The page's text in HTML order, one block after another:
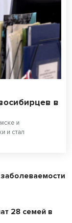
в
и
и стал
28 семей в